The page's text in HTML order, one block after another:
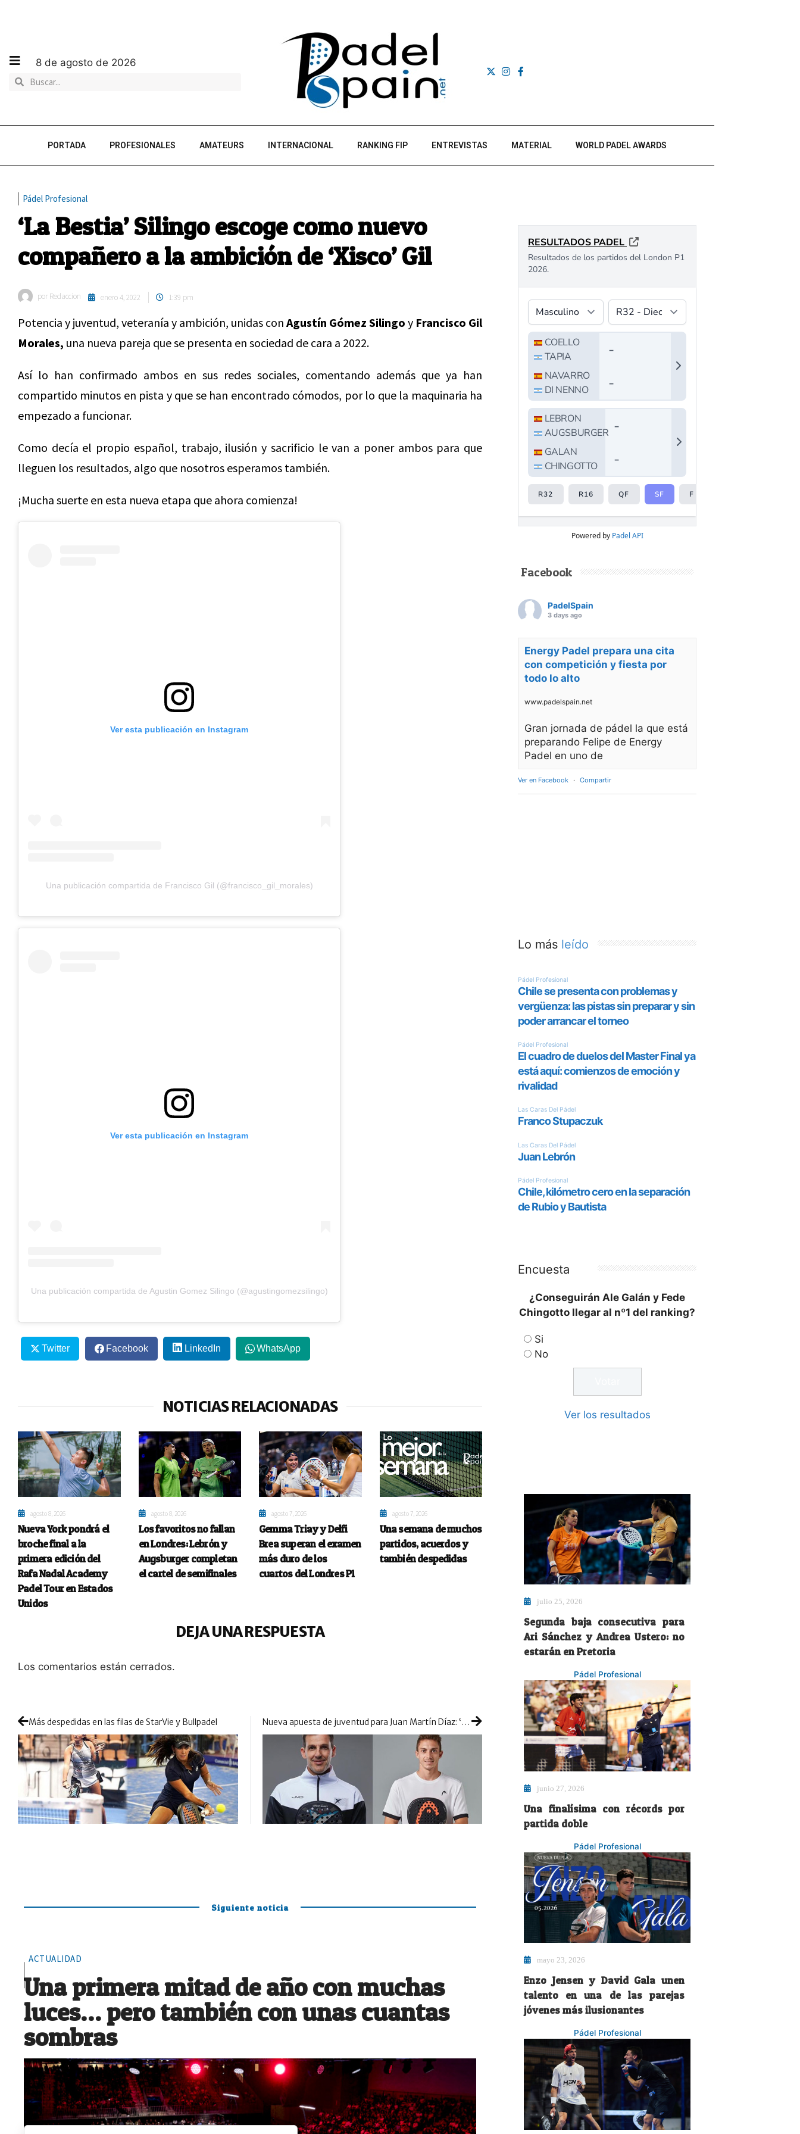
8 de agosto de 2026
PORTADA PROFESIONALES AMATEURS INTERNACIONAL RANKING FIP ENTREVISTAS MATERIAL WORLD PADEL AWARDS
Pádel Profesional
‘La Bestia’ Silingo escoge como nuevo
compañero a la ambición de ‘Xisco’ Gil
por Redaccion enero 4, 2022 1:39 pm
Potencia y juventud, veteranía y ambición, unidas con Agustín Gómez Silingo y Francisco Gil
Morales, una nueva pareja que se presenta en sociedad de cara a 2022.
Así lo han confirmado ambos en sus redes sociales, comentando además que ya han
compartido minutos en pista y que se han encontrado cómodos, por lo que la maquinaria ha
empezado a funcionar.
Como decía el propio español, trabajo, ilusión y sacrificio le van a poner ambos para que
lleguen los resultados, algo que nosotros esperamos también.
¡Mucha suerte en esta nueva etapa que ahora comienza!
Ver esta publicación en Instagram
Una publicación compartida de Francisco Gil (@francisco_gil_morales)
Ver esta publicación en Instagram
Una publicación compartida de Agustin Gomez Silingo (@agustingomezsilingo)
Twitter Facebook LinkedIn WhatsApp
NOTICIAS RELACIONADAS
agosto 8, 2026
Nueva York pondrá el
broche final a la
primera edición del
Rafa Nadal Academy
Padel Tour en Estados
Unidos
agosto 8, 2026
Los favoritos no fallan
en Londres: Lebrón y
Augsburger completan
el cartel de semifinales
agosto 7, 2026
Gemma Triay y Delfi
Brea superan el examen
más duro de los
cuartos del Londres P1
agosto 7, 2026
Una semana de muchos
partidos, acuerdos y
también despedidas
DEJA UNA RESPUESTA
Los comentarios están cerrados.
Más despedidas en las filas de StarVie y Bullpadel Nueva apuesta de juventud para Juan Martín Díaz: ‘Oveja’ Gutiérrez peleará a su zurda
Siguiente noticia
ACTUALIDAD
Una primera mitad de año con muchas
luces… pero también con unas cuantas
sombras
Powered by Padel API
Facebook
PadelSpain
3 days ago
Energy Padel prepara una cita
con competición y fiesta por
todo lo alto
www.padelspain.net
Gran jornada de pádel la que está
preparando Felipe de Energy
Padel en uno de
Ver en Facebook · Compartir
Lo más leído
Encuesta
¿Conseguirán Ale Galán y Fede
Chingotto llegar al nº1 del ranking?
Si
No
Ver los resultados
julio 25, 2026
Segunda baja consecutiva para
Ari Sánchez y Andrea Ustero: no
estarán en Pretoria
Pádel Profesional
junio 27, 2026
Una finalísima con récords por
partida doble
Pádel Profesional
mayo 23, 2026
Enzo Jensen y David Gala unen
talento en una de las parejas
jóvenes más ilusionantes
Pádel Profesional